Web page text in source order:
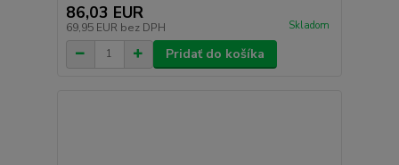
86,03 EUR
69,95 EUR bez DPH Skladom
Pridať do košíka